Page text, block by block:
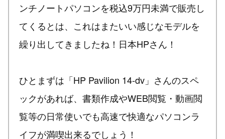
ンチノートパソコンを税込9万円未満で販売し
てくるとは、これはまたいい感じなモデルを
繰り出してきましたね！日本HPさん！
ひとまずは「HP Pavilion 14-dv」さんのスペ
ックがあれば、書類作成やWEB閲覧・動画閲
覧等の日常使いでも高速で快適なパソコンラ
イフが満喫出来るでしょう！